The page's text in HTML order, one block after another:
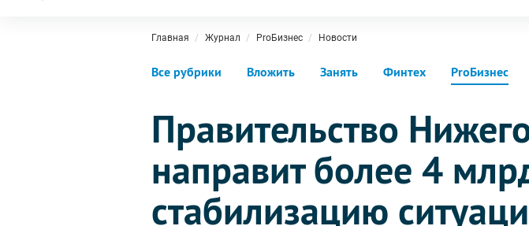
Главная Журнал ProБизнес Новости
Все рубрики Вложить Занять Финтех ProБизнес
Правительство
направит более 4
стабилизацию